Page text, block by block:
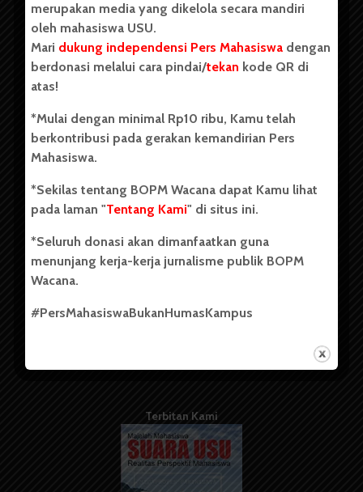
Badan Otonom Pers Mahasiswa (BOPM) Wacana merupakan
pers mahasiswa yang berdiri di luar kampus dan dikelola
secara mandiri oleh mahasiswa Universitas Sumatera Utara
(USU). Sebelumnya BOPM Wacana merupakan salah satu
Unit Kegiatan Mahasiswa (UKM) di Universitas Sumatera
berdiri pada 1 Juli 1995.
Kontribusi
Info Iklan
Pedoman Media Siber
Kode Etik Jurnalistik
Terbitan Kami
merupakan media yang dikelola secara mandiri
oleh mahasiswa USU.
Mari dukung independensi Pers Mahasiswa dengan
berdonasi melalui cara pindai/tekan kode QR di
atas!
*Mulai dengan minimal Rp10 ribu, Kamu telah
berkontribusi pada gerakan kemandirian Pers
Mahasiswa.
*Sekilas tentang BOPM Wacana dapat Kamu lihat
pada laman "Tentang Kami" di situs ini.
*Seluruh donasi akan dimanfaatkan guna
menunjang kerja-kerja jurnalisme publik BOPM
Wacana.
#PersMahasiswaBukanHumasKampus